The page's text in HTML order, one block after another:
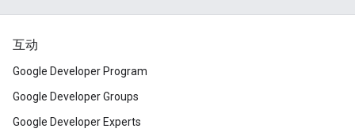
互动
Google Developer Program
Google Developer Groups
Google Developer Experts